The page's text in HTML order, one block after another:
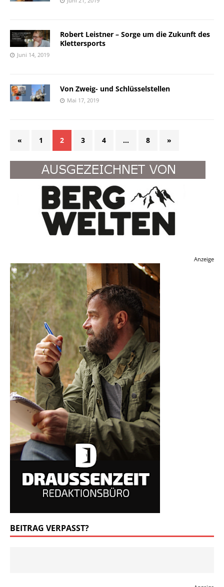
Robert Leistner – Sorge um die Zukunft des
Klettersports
Juni 14, 2019
Von Zweig- und Schlüsselstellen
Mai 17, 2019
« 1 2 3 4 … 8 »
Anzeige
BEITRAG VERPASST?